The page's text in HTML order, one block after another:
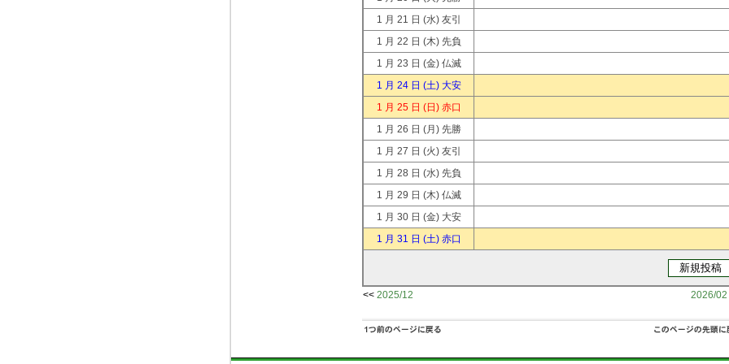
1 月 21 日 (水) 友引
1 月 22 日 (木) 先負
1 月 23 日 (金) 仏滅
1 月 24 日 (土) 大安
1 月 25 日 (日) 赤口
1 月 26 日 (月) 先勝
1 月 27 日 (火) 友引
1 月 28 日 (水) 先負
1 月 29 日 (木) 仏滅
1 月 30 日 (金) 大安
1 月 31 日 (土) 赤口
<< 2025/12 2026/02